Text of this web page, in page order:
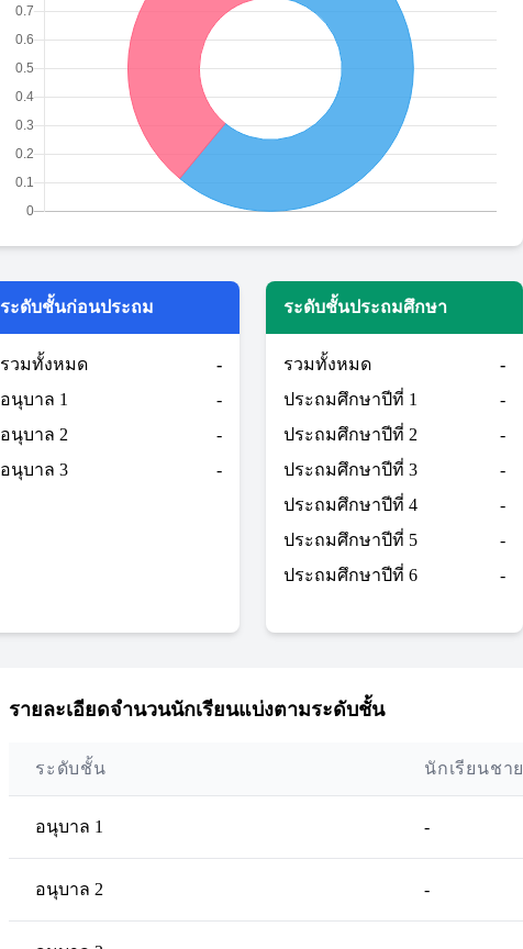
ระดับชั้นก่อนประถม
รวมทั้งหมด
-
อนุบาล 1
-
อนุบาล 2
-
อนุบาล 3
-
ระดับชั้นประถมศึกษา
รวมทั้งหมด
-
ประถมศึกษาปีที่ 1
-
ประถมศึกษาปีที่ 2
-
ประถมศึกษาปีที่ 3
-
ประถมศึกษาปีที่ 4
-
ประถมศึกษาปีที่ 5
-
ประถมศึกษาปีที่ 6
-
รายละเอียดจำนวนนักเรียนแบ่งตามระดับชั้น
ระดับชั้น นักเรียนชาย
อนุบาล 1 -
อนุบาล 2 -